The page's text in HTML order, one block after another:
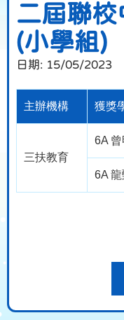
二屆聯
(小學組)
日期: 15/05/2023
主辦機構 獲獎
三扶教育
6A
6A